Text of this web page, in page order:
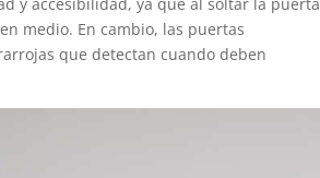
medio. En cambio, las puertas
que detectan cuando deben